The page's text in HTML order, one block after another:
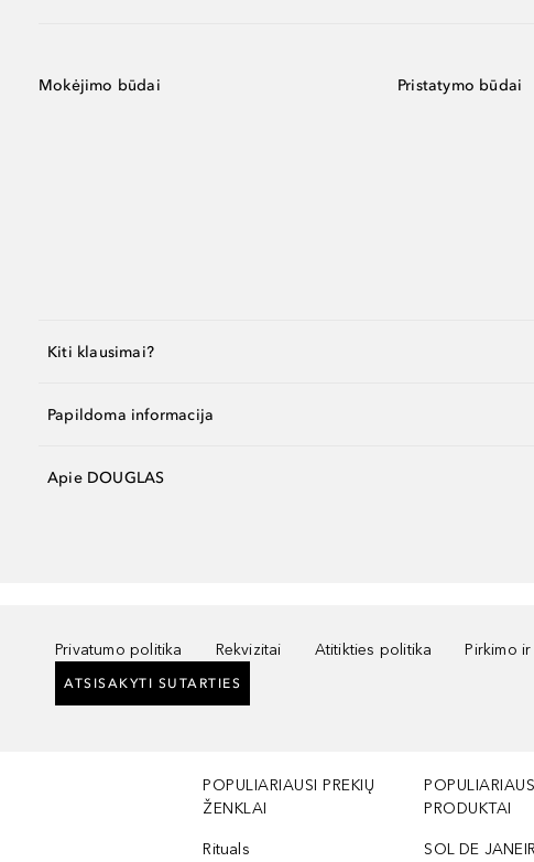
Mokėjimo būdai Pristatymo būdai
Kiti klausimai?
Papildoma informacija
Apie DOUGLAS
Privatumo politika Rekvizitai Atitikties politika Pirkimo
ATSISAKYTI SUTARTIES
POPULIARIAUSI PREKIŲ
ŽENKLAI
Rituals
PRODUKTAI
SOL DE